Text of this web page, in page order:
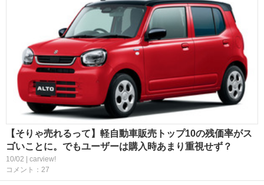
【そりゃ売れるって】軽自動車販売トップ10の残価率がス
ゴいことに。でもユーザーは購入時あまり重視せず？
10/02 | carview!
コメント：27